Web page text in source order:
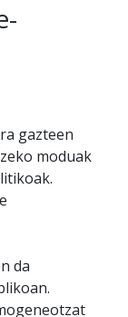
gazteen
moduak
da